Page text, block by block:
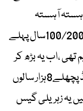
آہستہ آہستہ
ہماری آب و ہوا میں پھیلتی جا رہی ہے ۔آج سے 100/200سال پہلے
فضا میں 300پی پی ایم تھی ،اب یہ بڑھ کر
422پی پی ایم ہو چکی ہے ۔یہ کاربن ڈائی اکسائیڈ پچھلے8ہزار سالوں
یہ زہریلی گیس